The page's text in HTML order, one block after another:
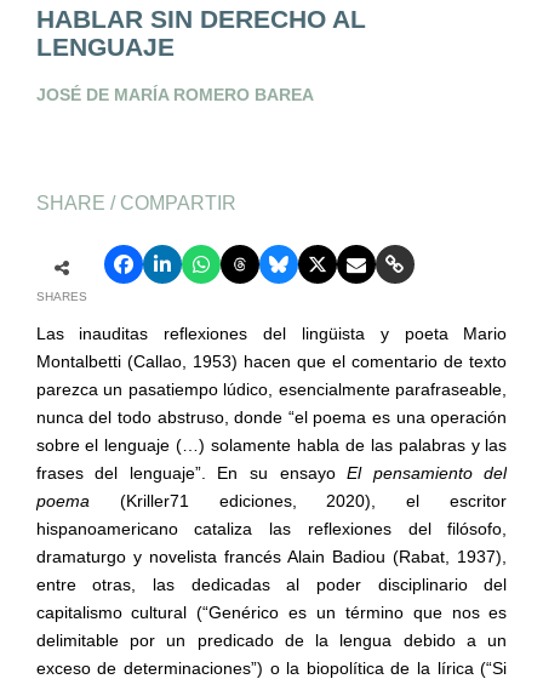
HABLAR SIN DERECHO AL
LENGUAJE
JOSÉ DE MARÍA ROMERO BAREA
SHARE / COMPARTIR
SHARES
Las inauditas reflexiones del lingüista y poeta Mario
Montalbetti (Callao, 1953) hacen que el comentario de texto
parezca un pasatiempo lúdico, esencialmente parafraseable,
nunca del todo abstruso, donde “el poema es una operación
sobre el lenguaje (…) solamente habla de las palabras y las
frases del lenguaje”. En su ensayoEl pensamiento del
poema (Kriller71 ediciones, 2020), el escritor
hispanoamericano cataliza las reflexiones del filósofo,
dramaturgo y novelista francés Alain Badiou (Rabat, 1937),
entre otras, las dedicadas al poder disciplinario del
capitalismo cultural (“Genérico es un término que nos es
delimitable por un predicado de la lengua debido a un
exceso de determinaciones”) o la biopolítica de la lírica (“Si